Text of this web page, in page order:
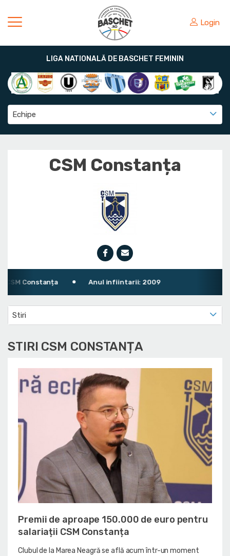
Login
LIGA NATIONALĂ DE BASCHET FEMININ
Echipe
CSM Constanța
Anul infiintarii: 2009
Stiri
STIRI CSM CONSTANȚA
Premii de aproape 150.000 de euro pentru
salariații CSM Constanța
Clubul de la Marea Neagră se află acum într-un moment